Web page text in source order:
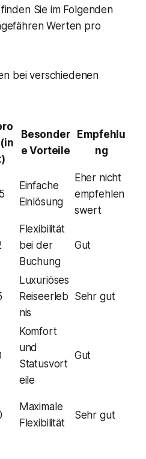
Sie im Folgenden
Werten pro
bei verschiedenen
Besonder
e Vorteile
Empfehlu
ng
Einfache
Einlösung
Eher nicht
empfehlen
swert
Flexibilität
bei der
Buchung
Gut
Luxuriöses
Reiseerleb
nis
Sehr gut
Komfort
und
Statusvort
eile
Gut
Maximale
Flexibilität
Sehr gut